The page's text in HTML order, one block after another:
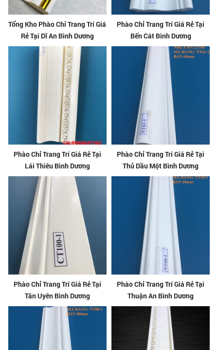
Tổng Kho Phào Chỉ Trang Trí Giá
Rẻ Tại Dĩ An Bình Dương
Phào Chỉ Trang Trí Giá Rẻ Tại
Bến Cát Bình Dương
Phào Chỉ Trang Trí Giá Rẻ Tại
Lái Thiêu Bình Dương
Phào Chỉ Trang Trí Giá Rẻ Tại
Thủ Dầu Một Bình Dương
Phào Chỉ Trang Trí Giá Rẻ Tại
Tân Uyên Bình Dương
Phào Chỉ Trang Trí Giá Rẻ Tại
Thuận An Bình Dương